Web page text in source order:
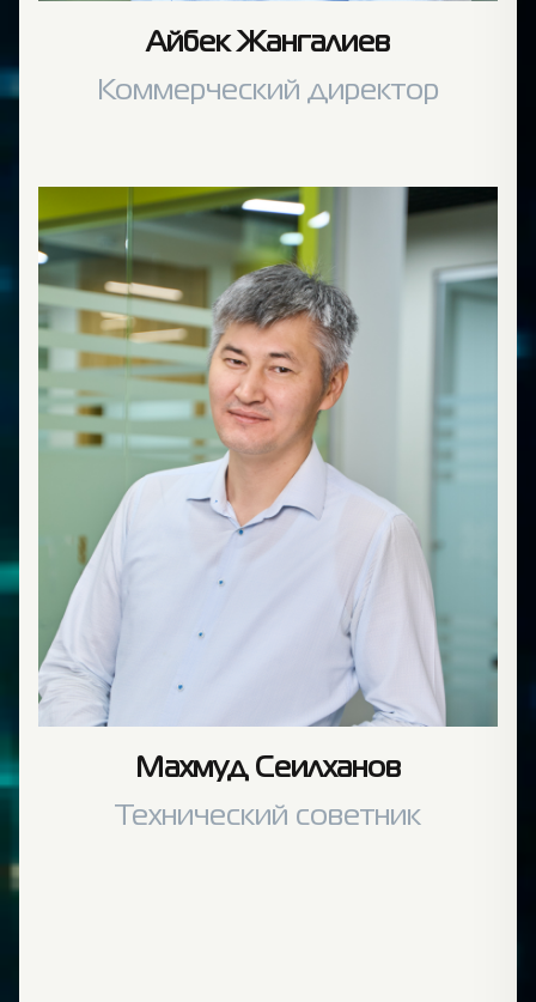
Айбек Жангалиев
Коммерческий директор
Махмуд Сеилханов
Технический советник